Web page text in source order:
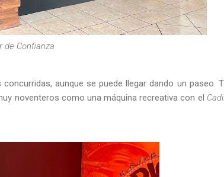
de Confianza
aunque se puede llegar dando un paseo.
noventeros como una máquina recreativa con el